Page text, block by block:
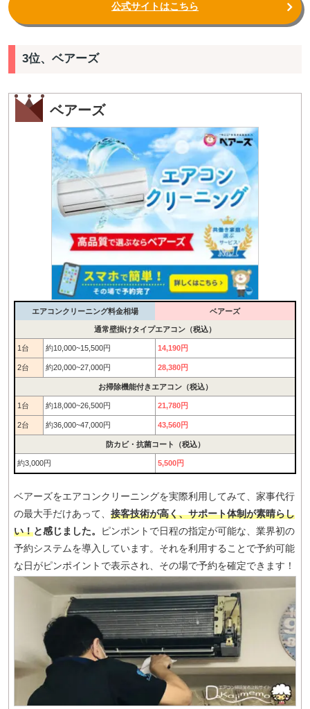
公式サイトはこちら
3位、ベアーズ
ベアーズ
エアコンクリーニング料金相場 ベアーズ
通常壁掛けタイプエアコン（税込）
1台 約10,000~15,500円 14,190円
2台 約20,000~27,000円 28,380円
お掃除機能付きエアコン（税込）
1台 約18,000~26,500円 21,780円
2台 約36,000~47,000円 43,560円
防カビ・抗菌コート（税込）
約3,000円 5,500円
ベアーズをエアコンクリーニングを実際利用してみて、家事代行
の最大手だけあって、 接客技術が高く、サポート体制が素晴らし
い！と感じました。
ピンポントで日程の指定が可能な、業界初の
予約システムを導入しています。それを利用することで予約可能
な日がピンポイントで表示され、その場で予約を確定できます！